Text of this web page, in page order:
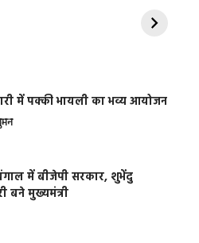
में पक्की भायली का भव्य आयोजन
में बीजेपी सरकार, शुभेंदु
बने मुख्यमंत्री